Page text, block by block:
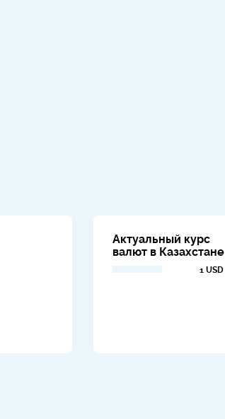
Актуальный курс
валют в Казахстане
1 USD